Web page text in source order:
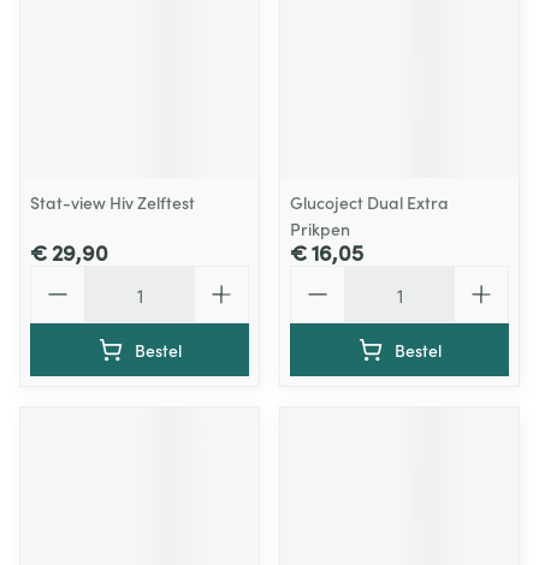
Stat-view Hiv Zelftest
€ 29,90
Bestel
Glucoject Dual Extra
Prikpen
€ 16,05
Bestel